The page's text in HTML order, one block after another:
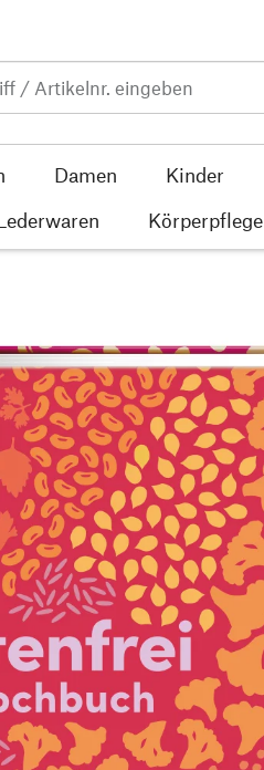
Damen Kinder
Körperpflege